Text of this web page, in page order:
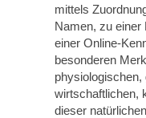
mittels
Namen, zu einer
einer Online-
besonderen
wirtschaftlichen,
dieser